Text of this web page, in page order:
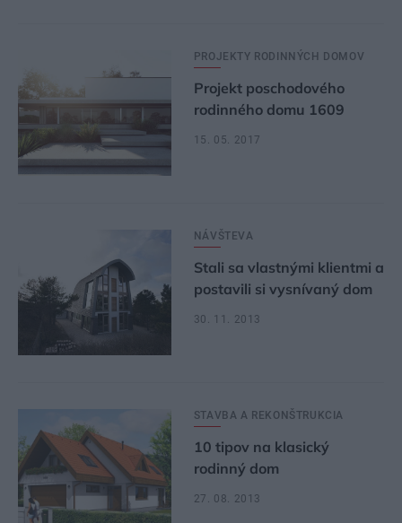
PROJEKTY RODINNÝCH DOMOV
Projekt poschodového
rodinného domu 1609
15. 05. 2017
NÁVŠTEVA
Stali sa vlastnými klientmi a
postavili si vysnívaný dom
30. 11. 2013
STAVBA A REKONŠTRUKCIA
10 tipov na klasický
rodinný dom
27. 08. 2013